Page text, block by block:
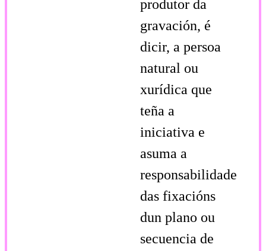
produtor da
gravación, é
dicir, a persoa
natural ou
xurídica que
teña a
iniciativa e
asuma a
responsabilidade
das fixacións
dun plano ou
secuencia de